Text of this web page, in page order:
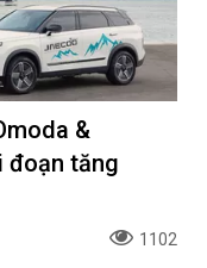
&
đoạn tăng
1102